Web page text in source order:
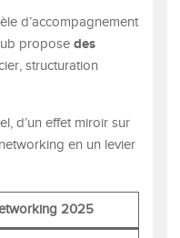
d’accompagnement
propose des
structuration
d’un effet miroir sur
en un levier
2025